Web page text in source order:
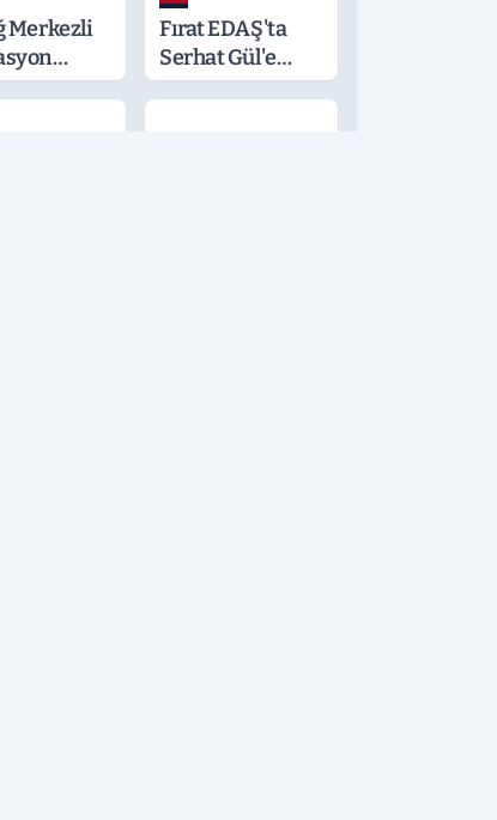
Merkezli
ve
Fırat EDAŞ'ta
Serhat Gül'e
Önemli Görev